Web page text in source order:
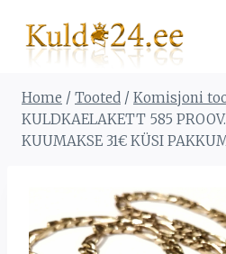
content
Home / Tooted / Komisjoni
KULDKAELAKETT 585
KUUMAKSE 31€ KÜSI